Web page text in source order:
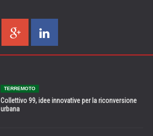
TERREMOTO
Collettivo 99, idee innovative per la riconversione
urbana